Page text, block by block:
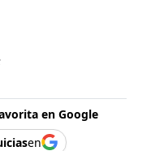
en Google
en